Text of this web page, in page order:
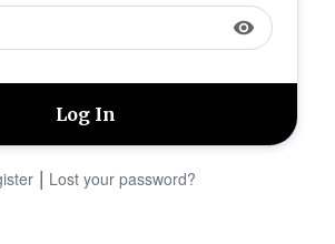
visibility
| Lost your password?